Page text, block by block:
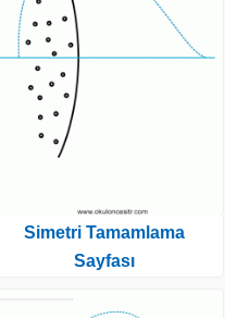
Simetri Tamamlama
Sayfası